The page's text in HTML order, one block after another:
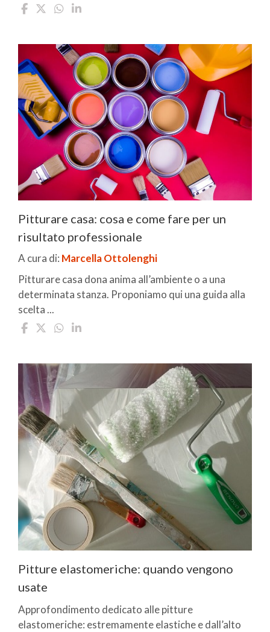
Pitturare casa: cosa e come fare per un
risultato professionale
A cura di: Marcella Ottolenghi
Pitturare casa dona anima all’ambiente o a una
determinata stanza. Proponiamo qui una guida alla
scelta ...
Pitture elastomeriche: quando vengono
usate
Approfondimento dedicato alle pitture
elastomeriche: estremamente elastiche e dall’alto